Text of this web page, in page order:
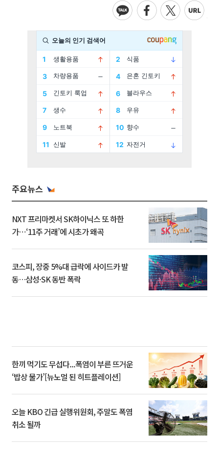
주요뉴스
NXT 프리마켓서 SK하이닉스 또 하한
가⋯‘11주 거래’에 시초가 왜곡
코스피, 장중 5%대 급락에 사이드카 발
동…삼성·SK 동반 폭락
한끼 먹기도 무섭다...폭염이 부른 뜨거운
‘밥상 물가’[뉴노멀 된 히트플레이션]
오늘 KBO 긴급 실행위원회, 주말도 폭염
취소 될까